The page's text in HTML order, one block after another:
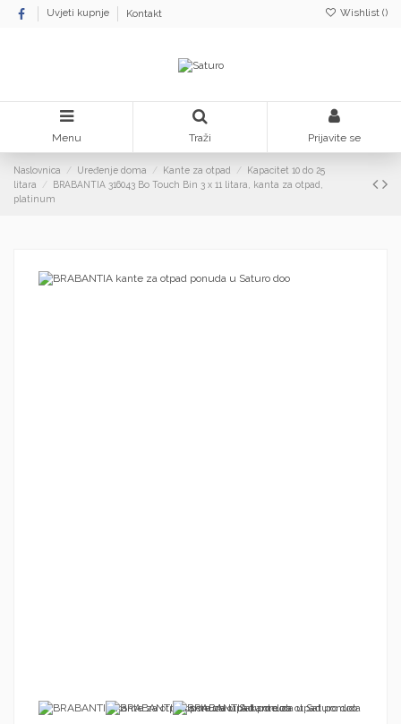
Uvjeti kupnje Kontakt Wishlist ()
Menu Traži Prijavite se
Naslovnica Uređenje doma Kante za otpad
Kapacitet 10 do 25
litara
BRABANTIA 316043 Bo Touch Bin 3 x 11 litara, kanta za otpad,
platinum